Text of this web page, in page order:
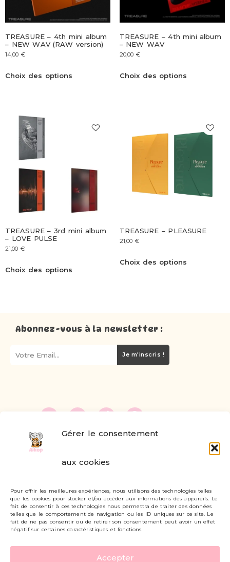
Gérer le consentement
aux cookies
Pour offrir les meilleures expériences, nous utilisons des technologies telles
que les cookies pour stocker et/ou accéder aux informations des appareils. Le
fait de consentir à ces technologies nous permettra de traiter des données
telles que le comportement de navigation ou les ID uniques sur ce site. Le
fait de ne pas consentir ou de retirer son consentement peut avoir un effet
négatif sur certaines caractéristiques et fonctions.
Accepter
TREASURE – 4th mini album
– NEW WAV (RAW version)
14,00€
Choix des options
TREASURE – 4th mini album
– NEW WAV
20,00 €
Choix des options
TREASURE – 3rd mini album
– LOVE PULSE
21,00 €
Choix des options
TREASURE – PLEASURE
21,00 €
Choix des options
Abonnez-vous à la newsletter :
Je m'inscris !
Livraisons et retours
Mon compte
Carte cadeau